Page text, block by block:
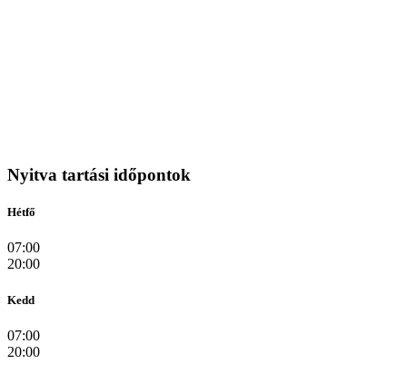
Nyitva tartási időpontok
Hétfő
07:00
20:00
Kedd
07:00
20:00